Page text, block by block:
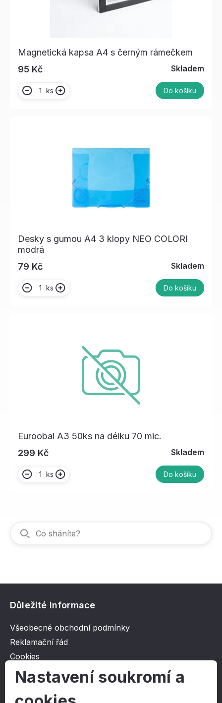
Magnetická kapsa A4 s černým rámečkem
95 Kč
Skladem
ks Do košíku
Desky s gumou A4 3 klopy NEO COLORI
modrá
79 Kč
Skladem
ks Do košíku
Euroobal A3 50ks na délku 70 mic.
299 Kč
Skladem
ks Do košíku
Důležité informace
Všeobecné obchodní podmínky
Reklamační řád
Cookies
Ochrana osobních údajů
Nastavení soukromí a